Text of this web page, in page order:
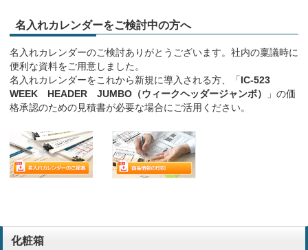
名入れカレンダーをご検討中の方へ
名入れカレンダーのご検討ありがとうございます。社内の稟議時に
便利な資料をご用意しました。
名入れカレンダーをこれから新規に導入される方、「IC-523
WEEK HEADER JUMBO（ウィークヘッダージャンボ）
」の価
格承認のための見積書が必要な場合にご活用ください。
化粧箱